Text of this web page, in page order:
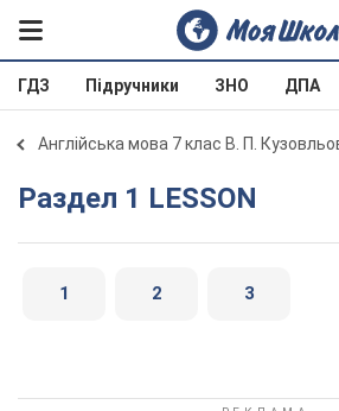
ГДЗ Підручники ЗНО ДПА
Англійська мова 7 клас В. П.
Раздел 1 LESSON
1 2 3